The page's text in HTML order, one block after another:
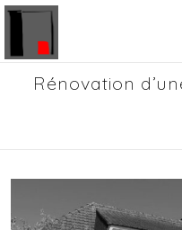
Panneau de gestion des
Rénovation